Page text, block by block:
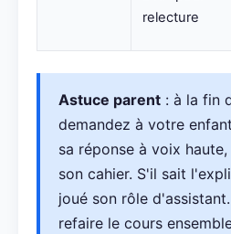
relecture
Astuce parent : à la fin
demandez à votre
sa réponse à voix
son cahier. S'il sait
joué son rôle
refaire le cours